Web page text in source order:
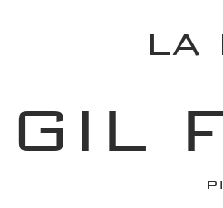
GIL
LA